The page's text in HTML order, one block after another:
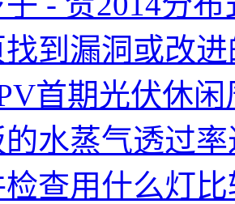
找到漏洞或改
首期光伏休
的水蒸气透过
查用什么灯